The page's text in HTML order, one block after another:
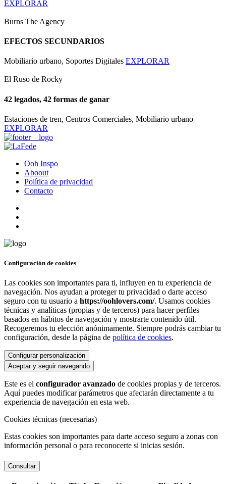
EXPLORAR
Burns The Agency
EFECTOS SECUNDARIOS
Mobiliario urbano, Soportes Digitales EXPLORAR
El Ruso de Rocky
42 legados, 42 formas de ganar
Estaciones de tren, Centros Comerciales, Mobiliario urbano
EXPLORAR
Ooh Inspo
Aboout
Política de privacidad
Contacto
Configuración de cookies
Las cookies son importantes para ti, influyen en tu experiencia de
navegación. Nos ayudan a proteger tu privacidad o darte acceso
seguro con tu usuario a https://oohlovers.com/. Usamos cookies
técnicas y analíticas (propias y de terceros) para hacer perfiles
basados en hábitos de navegación y mostrarte contenido útil.
Recogeremos tu elección anónimamente. Siempre podrás cambiar tu
configuración, desde la página de política de cookies.
Configurar personalización
Aceptar y seguir navegando
Este es el configurador avanzado de cookies propias y de terceros.
Aquí puedes modificar parámetros que afectarán directamente a tu
experiencia de navegación en esta web.
Cookies técnicas (necesarias)
Estas cookies son importantes para darte acceso seguro a zonas con
información personal o para reconocerte si inicias sesión.
Consultar